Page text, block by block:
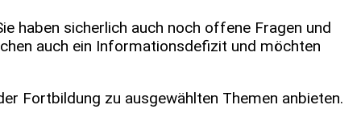
haben sicherlich auch noch offene Fragen und
auch ein Informationsdefizit und möchten
Fortbildung zu ausgewählten Themen anbieten.